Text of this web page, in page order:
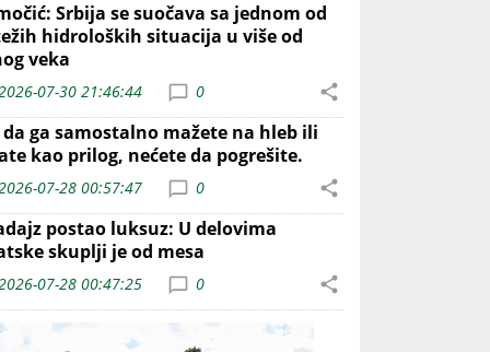
Srbija se suočava sa jednom od
hidroloških situacija u više od
veka
07-30 21:46:44 0
ga samostalno mažete na hleb ili
kao prilog, nećete da pogrešite.
07-28 00:57:47 0
postao luksuz: U delovima
skuplji je od mesa
07-28 00:47:25 0